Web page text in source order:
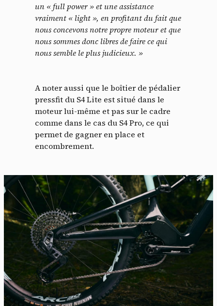
un « full power » et une assistance
vraiment « light », en profitant du fait que
nous concevons notre propre moteur et que
nous sommes donc libres de faire ce qui
nous semble le plus judicieux. »
A noter aussi que le boîtier de pédalier
pressfit du S4 Lite est situé dans le
moteur lui-même et pas sur le cadre
comme dans le cas du S4 Pro, ce qui
permet de gagner en place et
encombrement.